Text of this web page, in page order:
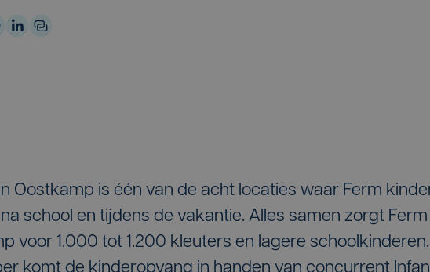
Oostkamp is één van de acht locaties waar Ferm
school en tijdens de vakantie. Alles samen zorgt Ferm
voor 1.000 tot 1.200 kleuters en lagere